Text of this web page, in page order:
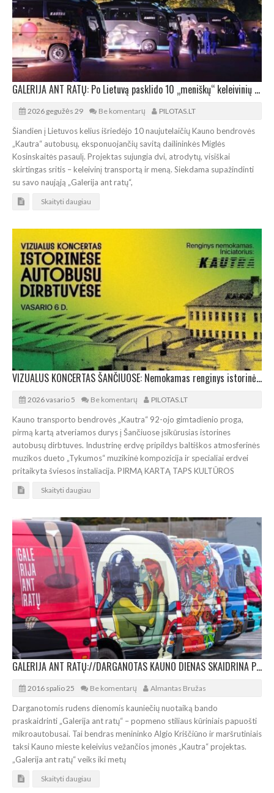
GALERIJA ANT RATŲ: Po Lietuvą pasklido 10 „meniškų“ keleivinių autobusų
2026 gegužės 29 Be komentarų PILOTAS.LT
Šiandien į Lietuvos kelius išriedėjo 10 naujutelaičių Kauno bendrovės
„Kautra“ autobusų, eksponuojančių savitą dailininkės Miglės
Kosinskaitės pasaulį. Projektas sujungia dvi, atrodytų, visiškai
skirtingas sritis – keleivinį transportą ir meną. Siekdama supažindinti
su savo naująją „Galerija ant ratų“,
Skaityti daugiau
VIZUALUS KONCERTAS ŠANČIUOSE: Nemokamas renginys istorinėse autobusų dirbtuvėse
2026 vasario 5 Be komentarų PILOTAS.LT
Kauno transporto bendrovės „Kautra“ 92-ojo gimtadienio proga,
pirmą kartą atveriamos durys į Šančiuose įsikūrusias istorines
autobusų dirbtuves. Industrinę erdvę pripildys baltiškos atmosferinės
muzikos dueto „Tykumos“ muzikinė kompozicija ir specialiai erdvei
pritaikyta šviesos instaliacija. PIRMĄ KARTĄ TAPS KULTŪROS
Skaityti daugiau
GALERIJA ANT RATŲ://DARGANOTAS KAUNO DIENAS SKAIDRINA POPMENO STILIAUS KŪRINIAI
2016 spalio 25 Be komentarų Almantas Bružas
Darganotomis rudens dienomis kauniečių nuotaiką bando
praskaidrinti „Galerija ant ratų“ – popmeno stiliaus kūriniais papuošti
mikroautobusai. Tai bendras menininko Algio Kriščiūno ir maršrutiniais
taksi Kauno mieste keleivius vežančios įmonės „Kautra“ projektas.
„Galerija ant ratų“ veiks iki metų
Skaityti daugiau